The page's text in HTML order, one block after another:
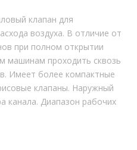
клапан для
воздуха. В отличие от
при полном открытии
машинам проходить сквозь
Имеет более компактные
клапаны. Наружный
канала. Диапазон рабочих